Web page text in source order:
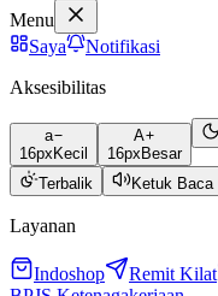
Menu
Saya
Notifikasi
Aksesibilitas
a
16px Kecil
A
16px Besar
Terbalik Ketuk Baca
Layanan
Indoshop Remit Kilat